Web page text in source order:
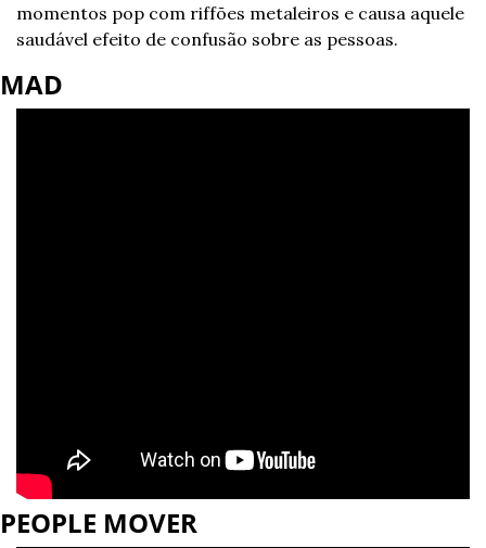
momentos pop com riffões metaleiros e causa aquele
saudável efeito de confusão sobre as pessoas.
MAD
PEOPLE MOVER